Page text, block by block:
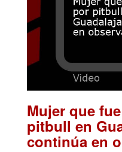
Mujer que
pitbull en
continúa en